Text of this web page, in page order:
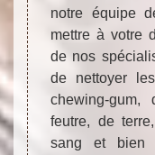
notre équipe
mettre à votre
de nos
de nettoyer
chewing-
feutre, de
sang et bien